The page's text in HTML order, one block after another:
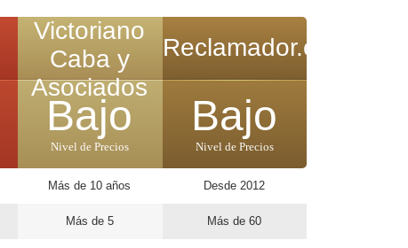
Victoriano
Caba y
Asociados
Bajo
Nivel de Precios
Más de 10 años
Más de 5
Reclamador.es
Bajo
Nivel de Precios
Desde 2012
Más de 60